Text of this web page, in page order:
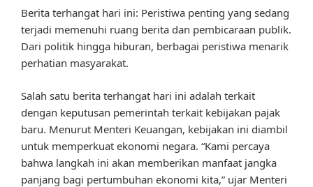
Berita terhangat hari ini: Peristiwa penting yang sedang
terjadi memenuhi ruang berita dan pembicaraan publik.
Dari politik hingga hiburan, berbagai peristiwa menarik
perhatian masyarakat.
Salah satu berita terhangat hari ini adalah terkait
dengan keputusan pemerintah terkait kebijakan pajak
baru. Menurut Menteri Keuangan, kebijakan ini diambil
untuk memperkuat ekonomi negara. “Kami percaya
bahwa langkah ini akan memberikan manfaat jangka
panjang bagi pertumbuhan ekonomi kita,” ujar Menteri